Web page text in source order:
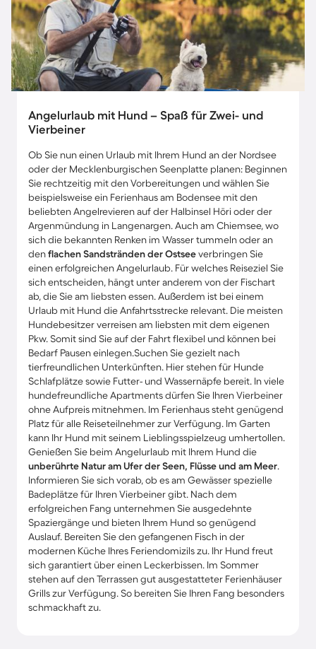
Angelurlaub mit Hund – Spaß für Zwei- und
Vierbeiner
Ob Sie nun einen Urlaub mit Ihrem Hund an der Nordsee
oder der Mecklenburgischen Seenplatte planen: Beginnen
Sie rechtzeitig mit den Vorbereitungen und wählen Sie
beispielsweise ein Ferienhaus am Bodensee mit den
beliebten Angelrevieren auf der Halbinsel Höri oder der
Argenmündung in Langenargen. Auch am Chiemsee, wo
sich die bekannten Renken im Wasser tummeln oder an
denflachen Sandstränden der Ostseeverbringen Sie
einen erfolgreichen Angelurlaub. Für welches Reiseziel Sie
sich entscheiden, hängt unter anderem von der Fischart
ab, die Sie am liebsten essen. Außerdem ist bei einem
Urlaub mit Hund die Anfahrtsstrecke relevant. Die meisten
Hundebesitzer verreisen am liebsten mit dem eigenen
Pkw. Somit sind Sie auf der Fahrt flexibel und können bei
Bedarf Pausen einlegen.Suchen Sie gezielt nach
tierfreundlichen Unterkünften. Hier stehen für Hunde
Schlafplätze sowie Futter- und Wassernäpfe bereit. In viele
hundefreundliche Apartments dürfen Sie Ihren Vierbeiner
ohne Aufpreis mitnehmen. Im Ferienhaus steht genügend
Platz für alle Reiseteilnehmer zur Verfügung. Im Garten
kann Ihr Hund mit seinem Lieblingsspielzeug umhertollen.
Genießen Sie beim Angelurlaub mit Ihrem Hund die
unberührte Natur am Ufer der Seen, Flüsse und am Meer.
Informieren Sie sich vorab, ob es am Gewässer spezielle
Badeplätze für Ihren Vierbeiner gibt. Nach dem
erfolgreichen Fang unternehmen Sie ausgedehnte
Spaziergänge und bieten Ihrem Hund so genügend
Auslauf. Bereiten Sie den gefangenen Fisch in der
modernen Küche Ihres Feriendomizils zu. Ihr Hund freut
sich garantiert über einen Leckerbissen. Im Sommer
stehen auf den Terrassen gut ausgestatteter Ferienhäuser
Grills zur Verfügung. So bereiten Sie Ihren Fang besonders
schmackhaft zu.